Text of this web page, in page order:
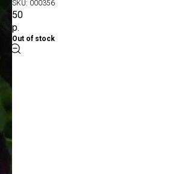
SKU: 000356
50
р.
Out of stock